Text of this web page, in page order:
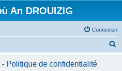
An DROUIZIG
Connexion
Politique de confidentialité